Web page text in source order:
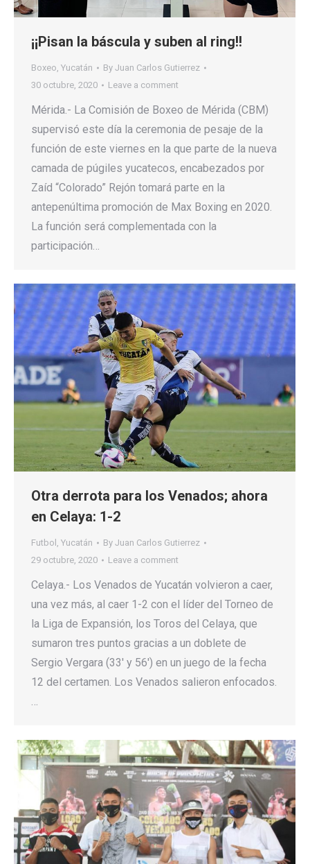
¡¡Pisan la báscula y suben al ring!!
Boxeo, Yucatán By Juan Carlos Gutierrez
30 octubre, 2020
Leave a comment
Mérida.- La Comisión de Boxeo de Mérida (CBM)
supervisó este día la ceremonia de pesaje de la
función de este viernes en la que parte de la nueva
camada de púgiles yucatecos, encabezados por
Zaíd “Colorado” Rejón tomará parte en la
antepenúltima promoción de Max Boxing en 2020.
La función será complementada con la
participación…
Otra derrota para los Venados; ahora
en Celaya: 1-2
Futbol , Yucatán By Juan Carlos Gutierrez
29 octubre, 2020
Leave a comment
Celaya.- Los Venados de Yucatán volvieron a caer,
una vez más, al caer 1-2 con el líder del Torneo de
la Liga de Expansión, los Toros del Celaya, que
sumaron tres puntos gracias a un doblete de
Sergio Vergara (33′ y 56′) en un juego de la fecha
12 del certamen. Los Venados salieron enfocados.
…